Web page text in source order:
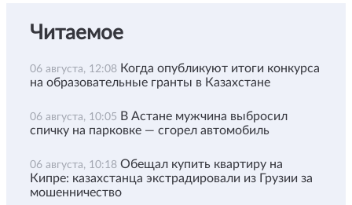
Читаемое
06 августа, 12:08 Когда опубликуют итоги конкурса
на образовательные гранты в Казахстане
06 августа, 10:05 В Астане мужчина выбросил
спичку на парковке — сгорел автомобиль
06 августа, 10:18 Обещал купить квартиру на
Кипре: казахстанца экстрадировали из Грузии за
мошенничество